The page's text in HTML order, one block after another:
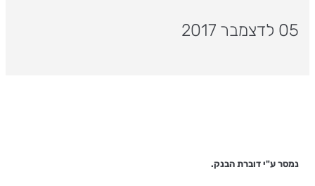
05 לדצמבר 2017
נמסר ע"י דוברת הבנק.